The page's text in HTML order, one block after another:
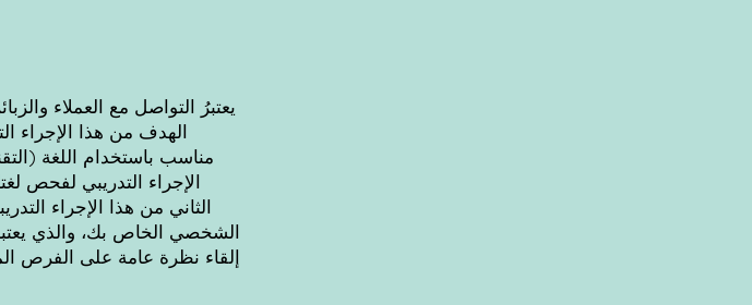
يعتبرُ التواصل مع العملاء
الهدف من هذا الإجراء
مناسب باستخدام اللغة
الإجراء التدريبي لفحص
الثاني من هذا الإجراء
إلقاء نظرة عامة على الفرص